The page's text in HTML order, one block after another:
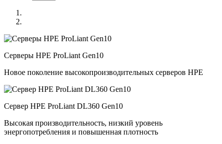
Серверы HPE ProLiant Gen10
Новое поколение высокопроизводительных серверов HPE
Сервер HPE ProLiant DL360 Gen10
Высокая производительность, низкий уровень
энергопотребления и повышенная плотность